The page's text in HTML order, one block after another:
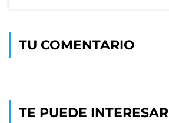
TU COMENTARIO
TE PUEDE INTERESAR